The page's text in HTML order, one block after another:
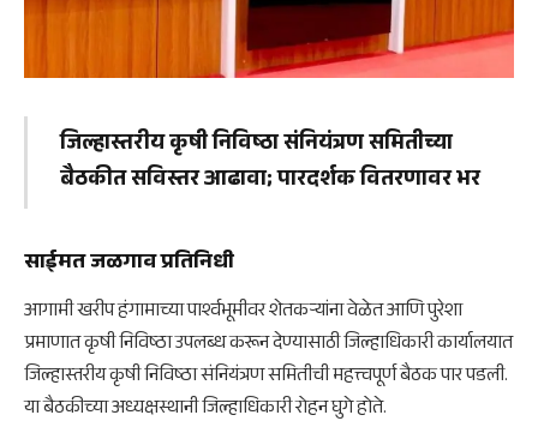
जिल्हास्तरीय कृषी निविष्ठा संनियंत्रण समितीच्या
बैठकीत सविस्तर आढावा; पारदर्शक वितरणावर भर
साईमत जळगाव प्रतिनिधी
आगामी खरीप हंगामाच्या पार्श्वभूमीवर शेतकऱ्यांना वेळेत आणि पुरेशा
प्रमाणात कृषी निविष्ठा उपलब्ध करून देण्यासाठी जिल्हाधिकारी कार्यालयात
जिल्हास्तरीय कृषी निविष्ठा संनियंत्रण समितीची महत्त्वपूर्ण बैठक पार पडली.
या बैठकीच्या अध्यक्षस्थानी जिल्हाधिकारीरोहन घुगेहोते.